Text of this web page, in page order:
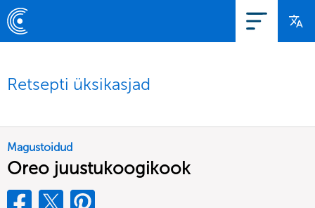
Retsepti üksikasjad
Magustoidud
Oreo juustukoogikook